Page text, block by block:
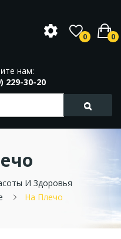
0 0
нам:
229-30-20
И Здоровья
На Плечо